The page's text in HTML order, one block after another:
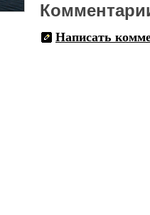
Написать